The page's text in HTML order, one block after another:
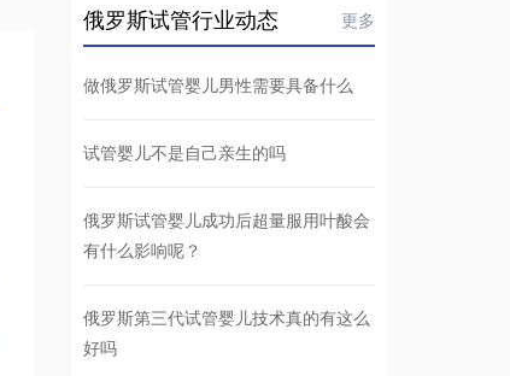
俄罗斯试管行业动态 更多
做俄罗斯试管婴儿男性需要具备什么
试管婴儿不是自己亲生的吗
俄罗斯试管婴儿成功后超量服用叶酸会
有什么影响呢？
俄罗斯第三代试管婴儿技术真的有这么
好吗